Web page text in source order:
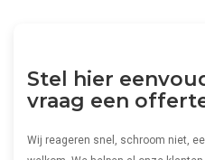
Stel hier
vraag een
Wij reageren snel, schroom niet,